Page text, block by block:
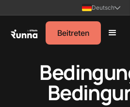
Deutsch
Beitreten